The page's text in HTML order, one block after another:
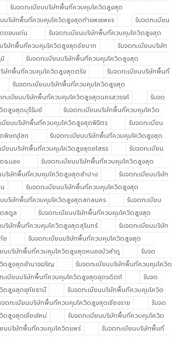
รับจดทะเบียนบริษัทพื้นที่ควบคุมโควิดสูงสุด
นบริษัทพื้นที่ควบคุมโควิดสูงสุดกำแพงเพชร
รับจดทะเบียน
ขอนแก่น
รับจดทะเบียนบริษัทพื้นที่ควบคุมโควิดสูงสุด
บริษัทพื้นที่ควบคุมโควิดสูงสุดชัยนาท
รับจดทะเบียนบริษัท
รับจดทะเบียนบริษัทพื้นที่ควบคุมโควิดสูงสุด
ริษัทพื้นที่ควบคุมโควิดสูงสุดตรัง
รับจดทะเบียนบริษัทพื้นที่
รับจดทะเบียนบริษัทพื้นที่ควบคุมโควิดสูงสุด
ทะเบียนบริษัทพื้นที่ควบคุมโควิดสูงสุดนครสวรรค์
รับจด
ดสูงสุดบุรีรัมย์
รับจดทะเบียนบริษัทพื้นที่ควบคุมโควิด
เบียนบริษัทพื้นที่ควบคุมโควิดสูงสุดพิจิตร
รับจดทะเบียน
พิษณุโลก
รับจดทะเบียนบริษัทพื้นที่ควบคุมโควิดสูงสุด
บียนบริษัทพื้นที่ควบคุมโควิดสูงสุดยโสธร
รับจดทะเบียน
ะนอง
รับจดทะเบียนบริษัทพื้นที่ควบคุมโควิดสูงสุด
บริษัทพื้นที่ควบคุมโควิดสูงสุดลำปาง
รับจดทะเบียนบริษัท
รับจดทะเบียนบริษัทพื้นที่ควบคุมโควิดสูงสุด
นบริษัทพื้นที่ควบคุมโควิดสูงสุดสกลนคร
รับจดทะเบียน
สตูล
รับจดทะเบียนบริษัทพื้นที่ควบคุมโควิดสูงสุด
บริษัทพื้นที่ควบคุมโควิดสูงสุดสุรินทร์
รับจดทะเบียนบริษัท
ย
รับจดทะเบียนบริษัทพื้นที่ควบคุมโควิดสูงสุด
ยนบริษัทพื้นที่ควบคุมโควิดสูงสุดหนองบัวลำภู
รับจด
ดสูงสุดอำนาจเจริญ
รับจดทะเบียนบริษัทพื้นที่ควบคุมโควิด
ะเบียนบริษัทพื้นที่ควบคุมโควิดสูงสุดอุตรดิตถ์
รับจด
ดสูงสุดอุทัยธานี
รับจดทะเบียนบริษัทพื้นที่ควบคุมโควิด
จดทะเบียนบริษัทพื้นที่ควบคุมโควิดสูงสุดเชียงราย
รับจด
ดสูงสุดเชียงใหม่
รับจดทะเบียนบริษัทพื้นที่ควบคุมโควิด
ยนบริษัทพื้นที่ควบคุมโควิดแพร่ รับจดทะเบียนบริษัทพื้นที่